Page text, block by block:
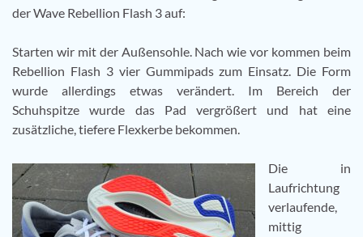
der Wave Rebellion Flash 3 auf:
Starten wir mit der Außensohle. Nach wie vor kommen beim
Rebellion Flash 3 vier Gummipads zum Einsatz. Die Form
wurde allerdings etwas verändert. Im Bereich der
Schuhspitze wurde das Pad vergrößert und hat eine
zusätzliche, tiefere Flexkerbe bekommen.
Die in
Laufrichtung
verlaufende,
mittig